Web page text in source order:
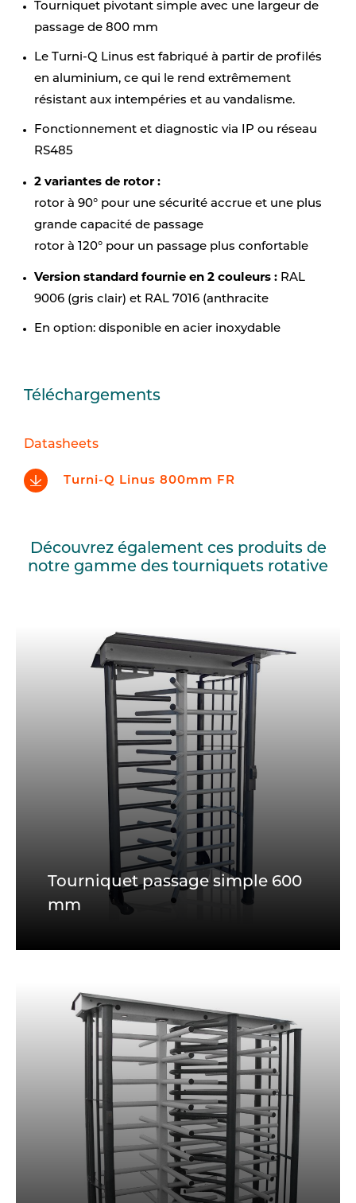
Tourniquet pivotant simple avec une largeur de
passage de 800 mm
Le Turni-Q Linus est fabriqué à partir de profilés
en aluminium, ce qui le rend extrêmement
résistant aux intempéries et au vandalisme.
Fonctionnement et diagnostic via IP ou réseau
RS485
2 variantes de rotor :
rotor à 90° pour une sécurité accrue et une plus
grande capacité de passage
rotor à 120° pour un passage plus confortable
Version standard fournie en 2 couleurs : RAL
9006 (gris clair) et RAL 7016 (anthracite
En option: disponible en acier inoxydable
Téléchargements
Datasheets
Turni-Q Linus 800mm FR
Découvrez également ces produits de
notre gamme des tourniquets rotative
Tourniquet passage simple 600
mm